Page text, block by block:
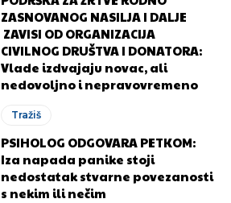
ZASNOVANOG NASILJA I DALJE
ZAVISI OD ORGANIZACIJA
CIVILNOG DRUŠTVA I DONATORA:
Vlade izdvajaju novac, ali
nedovoljno i nepravovremeno
Tražiš
PSIHOLOG ODGOVARA PETKOM:
Iza napada panike stoji
nedostatak stvarne povezanosti
s nekim ili nečim